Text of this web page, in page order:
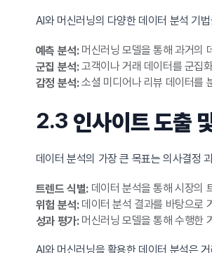
AI와 머신러닝의 다양한 데이터 분석 기
예측 분석:머신러닝 모델을 통해 과거의
군집 분석:고객이나 거래 데이터를 군집
감정 분석:소셜 미디어나 리뷰 데이터를
2.3 인사이트 도출
데이터 분석의 가장 큰 목표는 의사결정
트렌드 식별:데이터 분석을 통해 시장의
위험 분석:데이터 분석 결과를 바탕으로
성과 평가:머신러닝 모델을 통해 수행한
AI와 머신러닝을 활용한 데이터 분석은